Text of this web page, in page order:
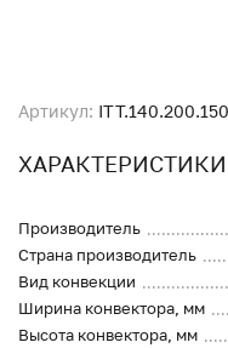
Артикул:
ХАРАКТЕРИСТИКИ
Производитель
Страна производитель
Вид конвекции
Ширина конвектора, мм
Высота конвектора, мм